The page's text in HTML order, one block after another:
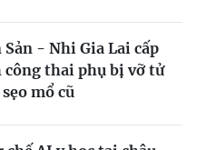
Sản - Nhi Gia Lai cấp
công thai phụ bị vỡ tử
mổ cũ